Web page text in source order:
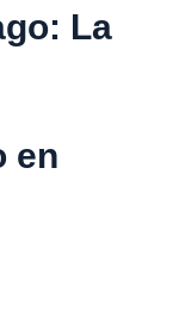
La
en